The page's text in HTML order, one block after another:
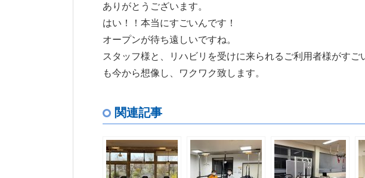
ありがとうございます。
はい！！本当にすごいんです！
オープンが待ち遠しいですね。
スタッフ様と、リハビリを受けに来られるご利用者様がす
も今から想像し、ワクワク致します。
関連記事